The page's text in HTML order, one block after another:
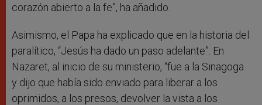
corazón abierto a la fe”, ha añadido.
Asimismo, el Papa ha explicado que en la historia del
paralítico, “Jesús ha dado un paso adelante”. En
Nazaret, al inicio de su ministerio, “fue a la Sinagoga
y dijo que había sido enviado para liberar a los
oprimidos, a los presos, devolver la vista a los